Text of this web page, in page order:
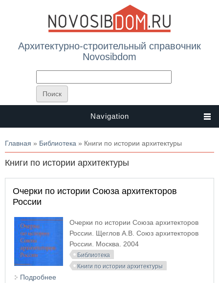
Архитектурно-строительный справочник
Novosibdom
Navigation
Вы здесь
Главная » Библиотека » Книги по истории архитектуры
Книги по истории архитектуры
Очерки по истории Союза архитекторов
России
Очерки по истории Союза архитекторов
России. Щеглов А.В. Союз архитекторов
России. Москва. 2004
Библиотека
Книги по истории архитектуры
Подробнее